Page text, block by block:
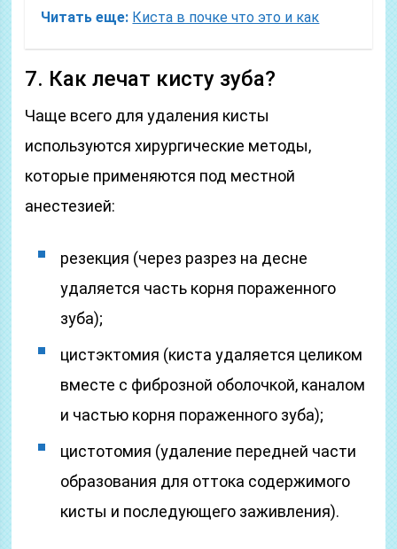
Читать еще: Киста в почке что это и как
7. Как лечат кисту зуба?
Чаще всего для удаления кисты
используются хирургические методы,
которые применяются под местной
анестезией:
резекция (через разрез на десне
удаляется часть корня пораженного
зуба);
цистэктомия (киста удаляется целиком
вместе с фиброзной оболочкой, каналом
и частью корня пораженного зуба);
цистотомия (удаление передней части
образования для оттока содержимого
кисты и последующего заживления).